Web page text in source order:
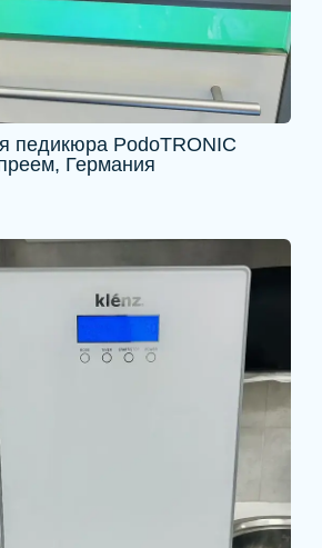
педикюра PodoTRONIC
Германия